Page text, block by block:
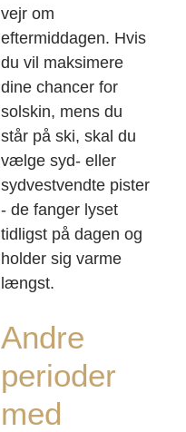
vejr om
eftermiddagen. Hvis
du vil maksimere
dine chancer for
solskin, mens du
står på ski, skal du
vælge syd- eller
sydvestvendte pister
- de fanger lyset
tidligst på dagen og
holder sig varme
længst.
Andre
perioder
med